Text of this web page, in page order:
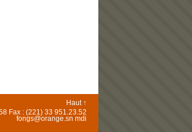
Haut ↑
Fax : (221) 33 951.23.52
fongs@orange.sn mdi